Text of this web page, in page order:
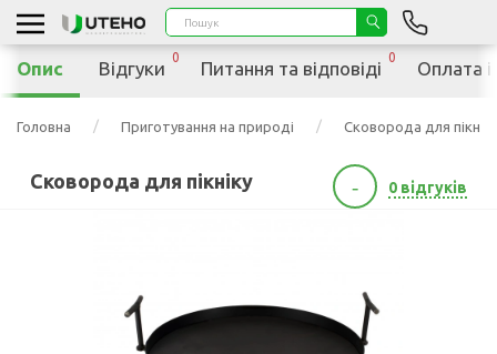
Головна Приготування на природі Сковорода для пікніку
Сковорода для пікніку - 0 відгуків
Опис Відгуки
0
Питання та відповіді
0
Оплата